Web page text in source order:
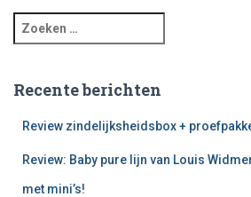
Recente berichten
Review zindelijksheidsbox +
Review: Baby pure lijn van Louis
met mini’s!